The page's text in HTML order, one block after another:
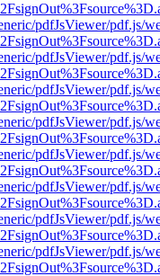
pdfJsViewer/pdf.js/
pdfJsViewer/pdf.js/
pdfJsViewer/pdf.js/
pdfJsViewer/pdf.js/
pdfJsViewer/pdf.js/
pdfJsViewer/pdf.js/
pdfJsViewer/pdf.js/
pdfJsViewer/pdf.js/